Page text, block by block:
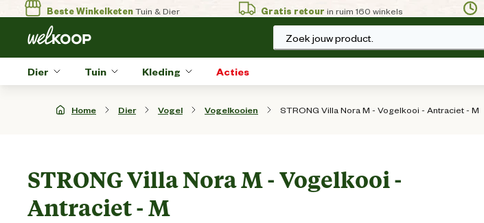
Beste WinkelketenTuin & Dier Gratis retour in ruim 160 winkels
Zoek jouw product.
Dier Tuin Kleding Acties
Home Dier Vogel Vogelkooien STRONG Villa Nora M - Vogelkooi - Antraciet - M
STRONG Villa Nora M - Vogelkooi -
Antraciet - M